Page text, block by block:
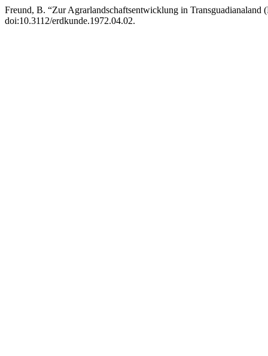
Freund, B. “Zur Agrarlandschaftsentwicklung in Transguadianaland
doi:10.3112/erdkunde.1972.04.02.